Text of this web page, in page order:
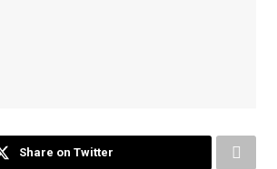
Share on Twitter